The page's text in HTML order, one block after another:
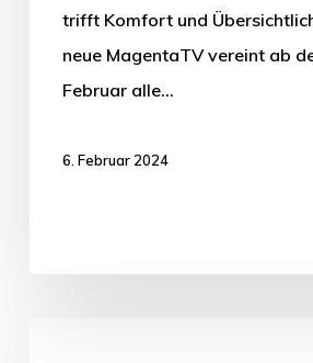
trifft Komfort und
neue MagentaTV vereint ab
Februar alle…
6. Februar 2024